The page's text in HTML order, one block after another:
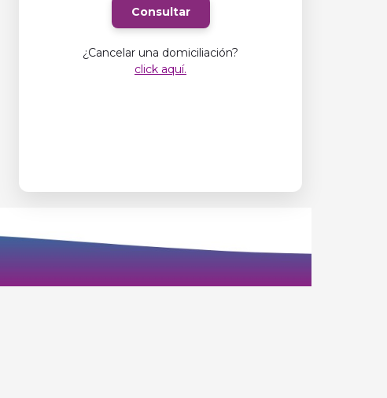
Consultar
¿Cancelar una domiciliación?
click aquí.